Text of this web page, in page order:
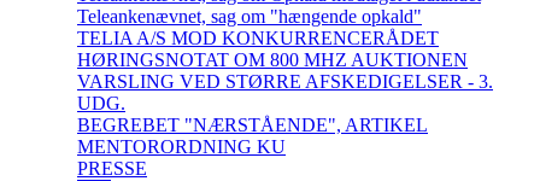
Teleankenævnet, sag om "hængende opkald"
TELIA A/S MOD KONKURRENCERÅDET
HØRINGSNOTAT OM 800 MHZ AUKTIONEN
VARSLING VED STØRRE AFSKEDIGELSER - 3.
UDG.
BEGREBET "NÆRSTÅENDE", ARTIKEL
MENTORORDNING KU
PRESSE